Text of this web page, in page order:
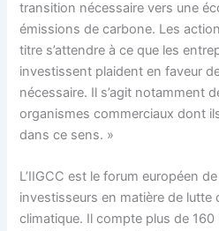
transition nécessaire vers une
émissions de carbone. Les
titre s’attendre à ce que les
investissent plaident en faveur
nécessaire. Il s’agit notamment
organismes commerciaux dont
dans ce sens. »
L’IIGCC est le forum européen
investisseurs en matière de
climatique. Il compte plus de